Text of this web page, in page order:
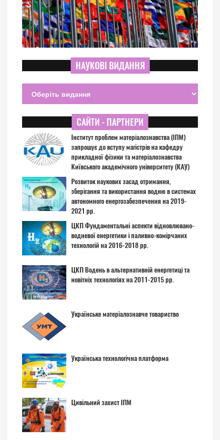
НАУКОВІ ВИДАННЯ
САЙТИ - ПАРТНЕРИ
Інститут проблем матеріалознавства (ІПМ)
запрошує до вступу магістрів на кафедру
прикладної фізики та матеріалознавства
Київського академічного університету (КАУ)
Розвиток наукових засад отримання,
зберігання та використання водню в системах
автономного енергозабезпечення на 2019-
2021 рр.
ЦКП Фундаментальні аспекти відновлювано-
водневої енергетики і паливно-комірчаних
технологій на 2016-2018 рр.
ЦКП Водень в альтернативній енергетиці та
новітніх технологіях на 2011-2015 рр.
Українське матеріалознавче товариство
Українська технологічна платформа
Цивільний захист ІПМ